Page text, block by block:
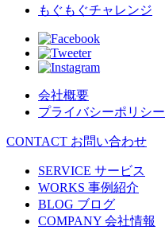
もぐもぐチャレンジ
会社概要
プライバシーポリシー
CONTACT お問い合わせ
SERVICE サービス
WORKS 事例紹介
BLOG ブログ
COMPANY 会社情報